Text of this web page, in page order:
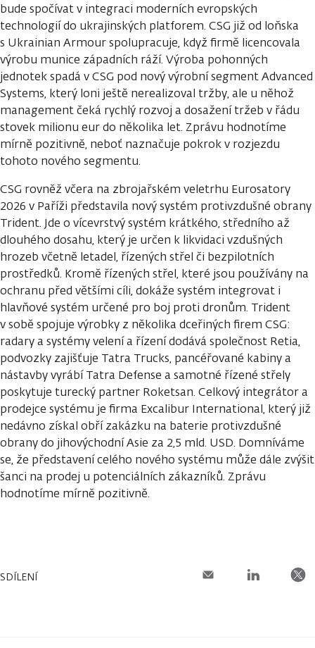
bude spočívat v integraci moderních evropských
technologií do ukrajinských platforem. CSG již od loňska
s Ukrainian Armour spolupracuje, když firmě licencovala
výrobu munice západních ráží. Výroba pohonných
jednotek spadá v CSG pod nový výrobní segment Advanced
Systems, který loni ještě nerealizoval tržby, ale u něhož
management čeká rychlý rozvoj a dosažení tržeb v řádu
stovek milionu eur do několika let. Zprávu hodnotíme
mírně pozitivně, neboť naznačuje pokrok v rozjezdu
tohoto nového segmentu.
CSG rovněž včera na zbrojařském veletrhu Eurosatory
2026 v Paříži představila nový systém protivzdušné obrany
Trident. Jde o vícevrstvý systém krátkého, středního až
dlouhého dosahu, který je určen k likvidaci vzdušných
hrozeb včetně letadel, řízených střel či bezpilotních
prostředků. Kromě řízených střel, které jsou používány na
ochranu před většími cíli, dokáže systém integrovat i
hlavňové systém určené pro boj proti dronům. Trident
v sobě spojuje výrobky z několika dceřiných firem CSG:
radary a systémy velení a řízení dodává společnost Retia,
podvozky zajišťuje Tatra Trucks, pancéřované kabiny a
nástavby vyrábí Tatra Defense a samotné řízené střely
poskytuje turecký partner Roketsan. Celkový integrátor a
prodejce systému je firma Excalibur International, který již
nedávno získal obří zakázku na baterie protivzdušné
obrany do jihovýchodní Asie za 2,5 mld. USD. Domníváme
se, že představení celého nového systému může dále zvýšit
šanci na prodej u potenciálních zákazníků. Zprávu
hodnotíme mírně pozitivně.
SDÍLENÍ